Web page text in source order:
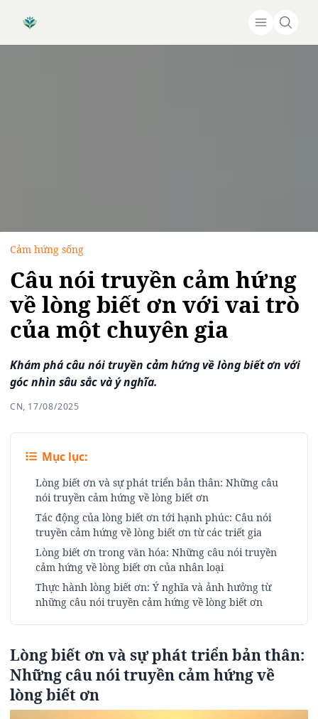
Cảm hứng sống
Câu nói truyền cảm hứng
về lòng biết ơn với vai trò
của một chuyên gia
Khám phá câu nói truyền cảm hứng về lòng biết ơn với
góc nhìn sâu sắc và ý nghĩa.
CN, 17/08/2025
Mục lục:
Lòng biết ơn và sự phát triển bản thân: Những câu
nói truyền cảm hứng về lòng biết ơn
Tác động của lòng biết ơn tới hạnh phúc: Câu nói
truyền cảm hứng về lòng biết ơn từ các triết gia
Lòng biết ơn trong văn hóa: Những câu nói truyền
cảm hứng về lòng biết ơn của nhân loại
Thực hành lòng biết ơn: Ý nghĩa và ảnh hưởng từ
những câu nói truyền cảm hứng về lòng biết ơn
Lòng biết ơn và sự phát triển bản thân:
Những câu nói truyền cảm hứng về
lòng biết ơn